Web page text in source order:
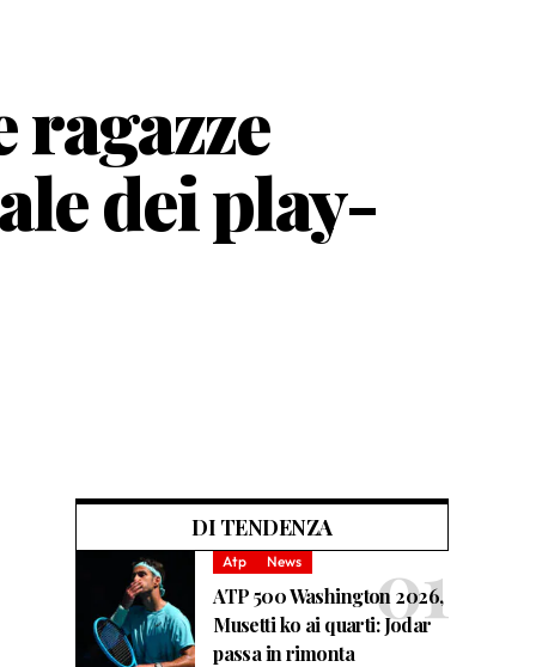
ragazze
dei play-
DI TENDENZA
Atp News
ATP 500 Washington 2026,
Musetti ko ai quarti: Jodar
passa in rimonta